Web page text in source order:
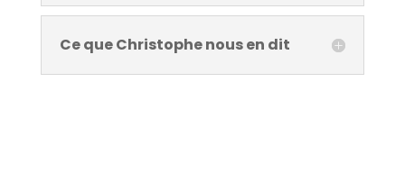
Ce que Christophe nous en dit